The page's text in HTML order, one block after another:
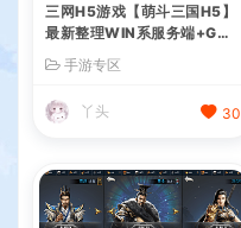
三网H5游戏【萌斗三国H5】
最新整理WIN系服务端+GM
手游专区
丫头 30